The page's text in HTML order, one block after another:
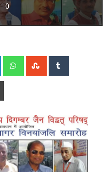
0
LinkedIn WhatsappStumbleUpon